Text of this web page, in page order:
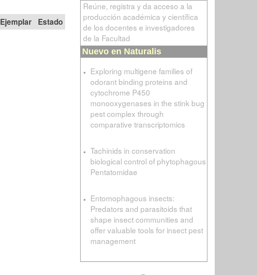
Estado
Reúne, registra y da acceso a la
producción académica y científica
de los docentes e investigadores
de la Facultad
Nuevo en Naturalis
Exploring multigene families of
odorant binding proteins and
cytochrome P450
monooxygenases in the stink bug
pest complex through
comparative transcriptomics
Tachinids in conservation
biological control of phytophagous
Pentatomidae
Entomophagous insects:
Predators and parasitoids that
shape insect communities and
offer valuable tools for insect pest
management